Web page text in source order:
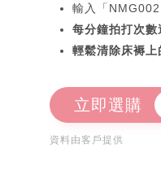
輸入「
每分鐘拍打次
輕鬆清除床褥上
立即選購
資料由客戶提供